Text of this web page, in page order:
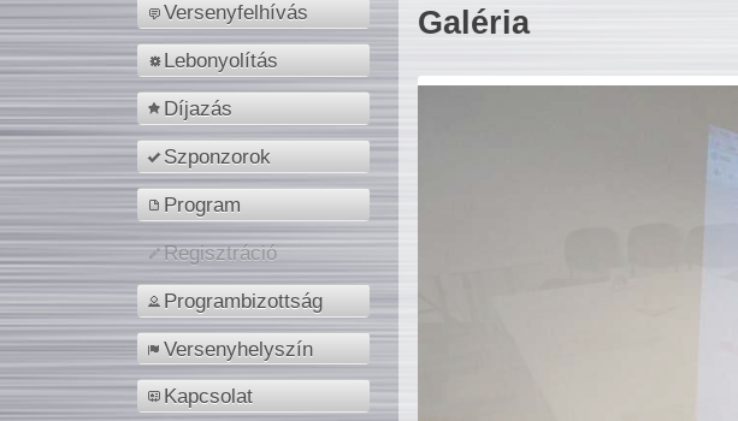
Versenyfelhívás
Lebonyolítás
Díjazás
Szponzorok
Program
Regisztráció
Programbizottság
Versenyhelyszín
Kapcsolat
Galéria